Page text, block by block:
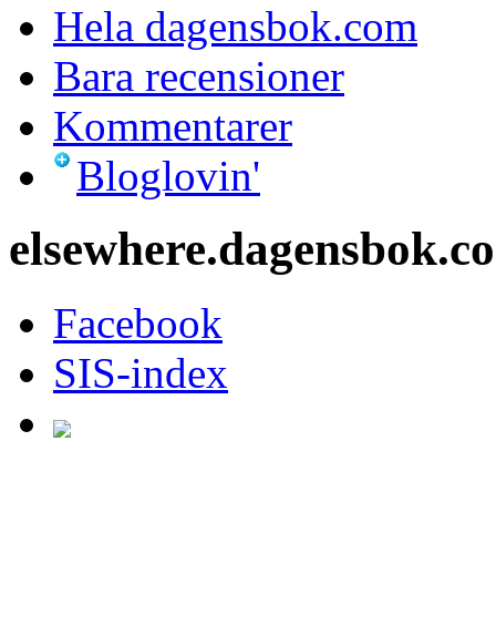
Hela dagensbok.com
Bara recensioner
Kommentarer
Bloglovin'
Facebook
SIS-index